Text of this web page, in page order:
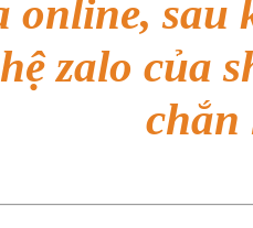
online,
zalo của
chắn